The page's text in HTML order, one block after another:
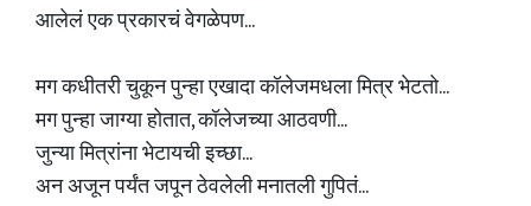
आलेलं एक प्रकारचं वेगळेपण...
मग कधीतरी चुकून पुन्हा एखादा कॉलेजमधला मित्र भेटतो...
मग पुन्हा जाग्या होतात, कॉलेजच्या आठवणी...
जुन्या मित्रांना भेटायची इच्छा...
अन अजून पर्यंत जपून ठेवलेली मनातली गुपितं...